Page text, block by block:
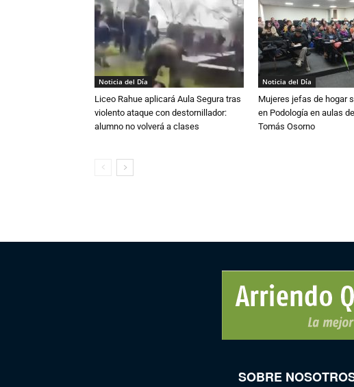
Noticia del Día
Liceo Rahue aplicará Aula Segura tras
violento ataque con destornillador:
alumno no volverá a clases
Noticia del Día
Mujeres jefas de hogar
en Podología en aulas
Tomás Osorno
SOBRE